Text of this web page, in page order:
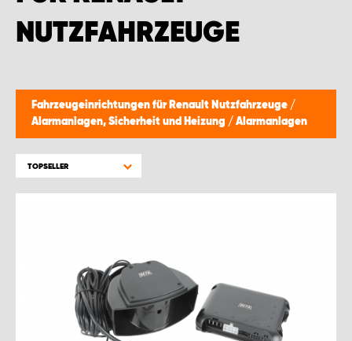
NUTZFAHRZEUGE
Fahrzeugeinrichtungen für Renault Nutzfahrzeuge /
Alarmanlagen, Sicherheit und Heizung / Alarmanlagen
TOPSELLER
WORK SYSTEM BRÜSSEL
WORK SYSTEM NAMEN
WORK SYSTEM WORK SYSTEM BRÜGGE